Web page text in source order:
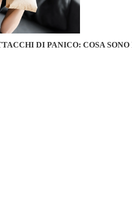
DI PANICO: COSA